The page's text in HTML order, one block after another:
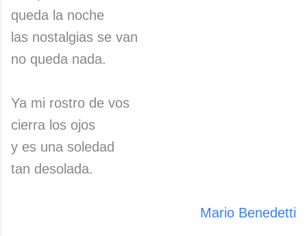
queda la noche
las nostalgias se van
no queda nada.
Ya mi rostro de vos
cierra los ojos
y es una soledad
tan desolada.
Mario Benedetti